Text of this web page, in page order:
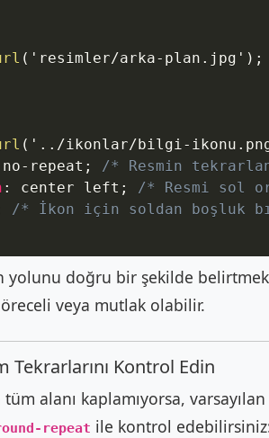
( 'resimler/arka-plan.jpg' ) ;
( '../ikonlar/bilgi-
no-repeat ;
/* Resmin
: center left ;
/* Resmi sol
/* İkon için soldan boşluk
doğru bir şekilde belirtmek
veya mutlak olabilir.
Tekrarlarını Kontrol Edin
alanı kaplamıyorsa,
repeat ile kontrol